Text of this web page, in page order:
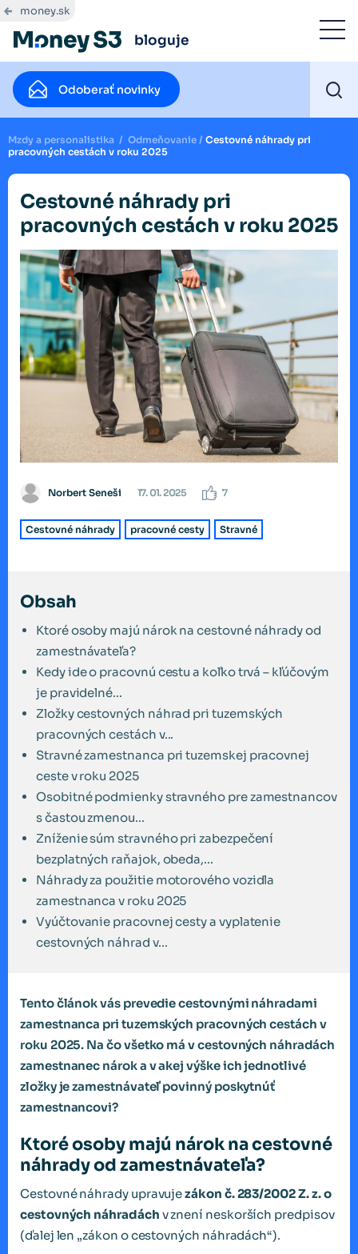
money.sk
bloguje
Odoberať novinky
Mzdy a personalistika / Odmeňovanie / Cestovné náhrady pri
pracovných cestách v roku 2025
Cestovné náhrady pri
pracovných cestách v roku 2025
Norbert Seneši 17. 01. 2025 7
Cestovné náhrady pracovné cesty Stravné
Obsah
Ktoré osoby majú nárok na cestovné náhrady od
zamestnávateľa?
Kedy ide o pracovnú cestu a koľko trvá – kľúčovým
je pravidelné...
Zložky cestovných náhrad pri tuzemských
pracovných cestách v...
Stravné zamestnanca pri tuzemskej pracovnej
ceste v roku 2025
Osobitné podmienky stravného pre zamestnancov
s častou zmenou...
Zníženie súm stravného pri zabezpečení
bezplatných raňajok, obeda,...
Náhrady za použitie motorového vozidla
zamestnanca v roku 2025
Vyúčtovanie pracovnej cesty a vyplatenie
cestovných náhrad v...
Tento článok vás prevedie cestovnými náhradami
zamestnanca pri tuzemských pracovných cestách v
roku 2025. Na čo všetko má v cestovných náhradách
zamestnanec nárok a v akej výške ich jednotlivé
zložky je zamestnávateľ povinný poskytnúť
zamestnancovi?
Ktoré osoby majú nárok na cestovné
náhrady od zamestnávateľa?
Cestovné náhrady upravujezákon č. 283/2002 Z. z. o
cestovných náhradách v znení neskorších predpisov
(ďalej len „zákon o cestovných náhradách“).